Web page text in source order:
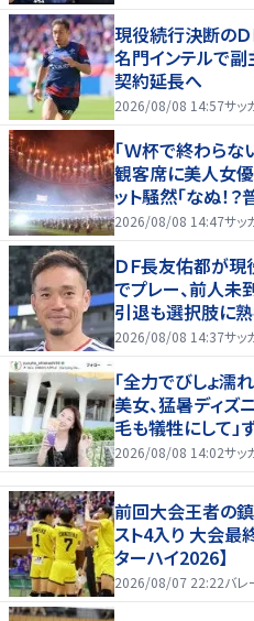
現役続行決断の
名門インテルで
契約延長へ
2026/08/08 14:57サッ
「Ｗ杯で終わらな
観客席に美人女
ット騒然「なぬ！
級に可愛すぎ」
2026/08/08 14:47サッ
ＤＦ長友佑都が
でプレー、前人
引退も選択肢に
2026/08/08 14:37サッ
「全力でびしょ濡
美女、猛暑ディズ
毛も犠牲にして」
る」「女優さんかと」
2026/08/08 14:02サッ
前回大会王者の
スト4入り 大会最
ターハイ2026】
2026/08/07 22:22バレ